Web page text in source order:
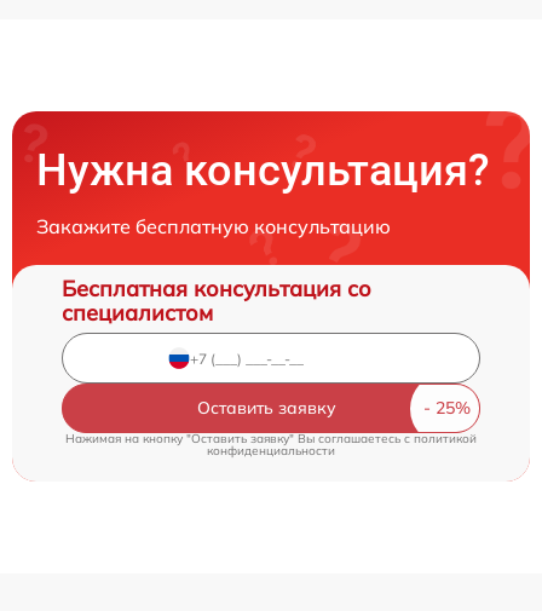
Нужна консультация?
Закажите бесплатную консультацию
Бесплатная консультация со
специалистом
Оставить заявку
Нажимая на кнопку "Оставить заявку" Вы соглашаетесь c политикой
конфиденциальности